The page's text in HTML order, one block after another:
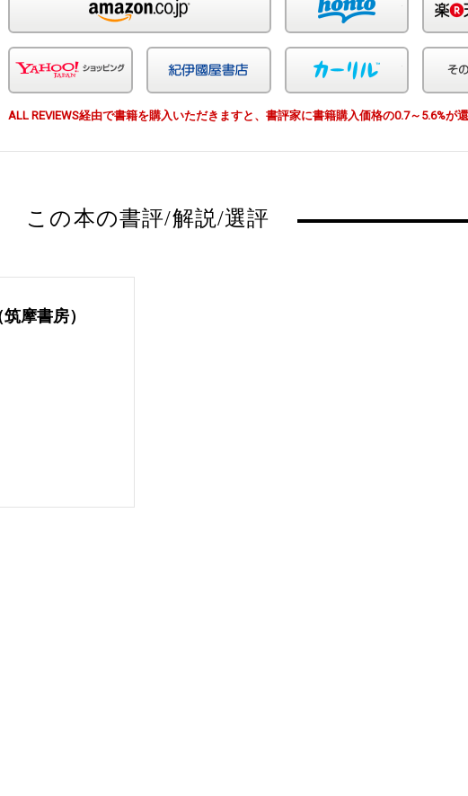
Yahoo!ショッピング
ALL REVIEWS経由で書籍を購入いただきますと、書評家に書籍購入価格の0.7～5.6%が還
この本の書評/解説/選評
摩書房）